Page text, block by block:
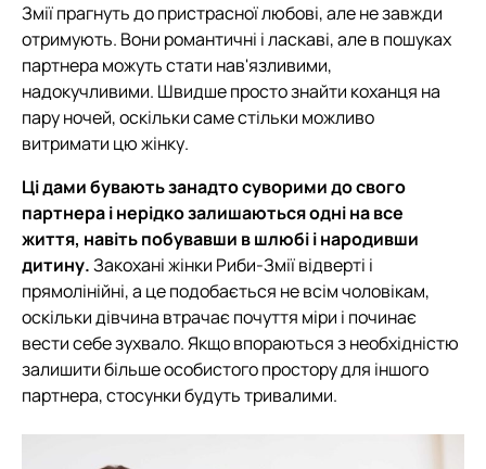
Змії прагнуть до пристрасної любові, але не завжди
отримують. Вони романтичні і ласкаві, але в пошуках
партнера можуть стати нав'язливими,
надокучливими. Швидше просто знайти коханця на
пару ночей, оскільки саме стільки можливо
витримати цю жінку.
Ці дами бувають занадто суворими до свого
партнера і нерідко залишаються одні на все
життя, навіть побувавши в шлюбі і народивши
дитину.Закохані жінки Риби-Змії відверті і
прямолінійні, а це подобається не всім чоловікам,
оскільки дівчина втрачає почуття міри і починає
вести себе зухвало. Якщо впораються з необхідністю
залишити більше особистого простору для іншого
партнера, стосунки будуть тривалими.